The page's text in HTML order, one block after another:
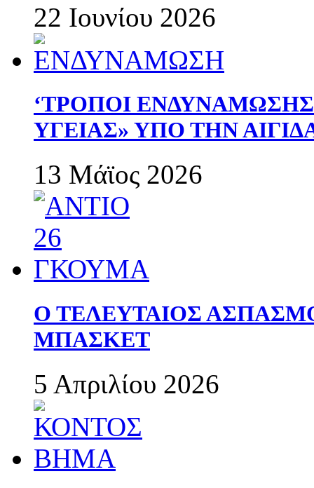
22 Ιουνίου 2026
‘ΤΡΟΠΟΙ
ΥΓΕΙΑΣ» ΥΠΟ ΤΗΝ
13 Μάϊος 2026
Ο ΤΕΛΕΥΤΑΙΟΣ
ΜΠΑΣΚΕΤ
5 Απριλίου 2026